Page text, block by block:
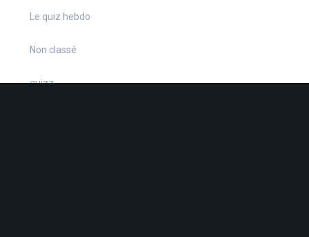
Le quiz hebdo
Non classé
quizz